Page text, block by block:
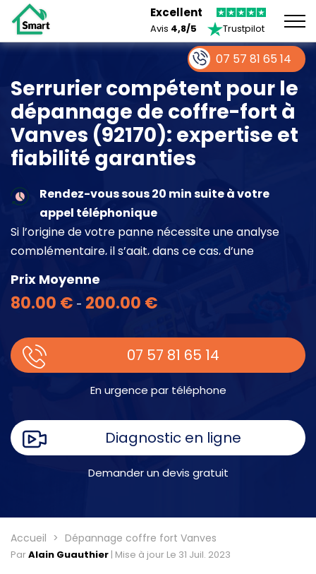
Excellent
Avis 4,8/5 Trustpilot
Serrurier compétent pour le
dépannage de coffre-fort à
Vanves (92170): expertise et
fiabilité garanties
Rendez-vous sous 20 min suite à votre
appel téléphonique
Si l’origine de votre panne nécessite une analyse
complémentaire, il s’agit, dans ce cas, d’une
intervention à part entière demandant un devis sur
place.
Prix Moyenne
80.00 € - 200.00 €
07 57 81 65 14
En urgence par téléphone
Diagnostic en ligne
Demander un devis gratuit
Accueil Dépannage coffre fort Vanves
ParAlain Guauthier | Mise à jour Le 31 Juil. 2023
07 57 81 65 14